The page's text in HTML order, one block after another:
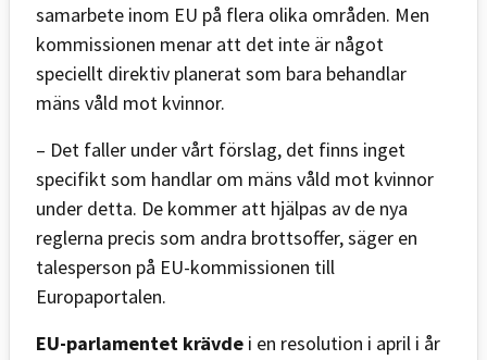
samarbete inom EU på flera olika områden. Men
kommissionen menar att det inte är något
speciellt direktiv planerat som bara behandlar
mäns våld mot kvinnor.
– Det faller under vårt förslag, det finns inget
specifikt som handlar om mäns våld mot kvinnor
under detta. De kommer att hjälpas av de nya
reglerna precis som andra brottsoffer, säger en
talesperson på EU-kommissionen till
Europaportalen.
EU-parlamentet krävde i en resolution i april i år